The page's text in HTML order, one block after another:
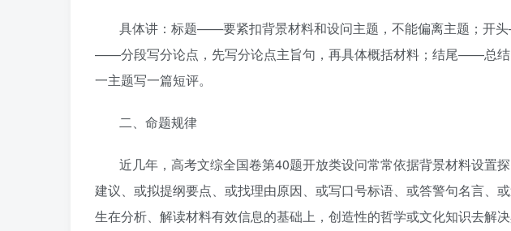
具体讲：标题——要紧扣背景材料和设问主题，不能偏离主题；开
——分段写分论点，先写分论点主旨句，再具体概括材料；结尾——总
一主题写一篇短评。
二、命题规律
近几年，高考文综全国卷第40题开放类设问常常依据背景材料设置
建议、或拟提纲要点、或找理由原因、或写口号标语、或答警句名言、
生在分析、解读材料有效信息的基础上，创造性的哲学或文化知识去解